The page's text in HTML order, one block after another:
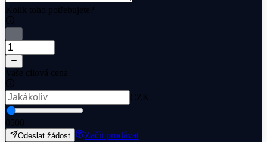
Kolik toho potřebujete?
Vaše cílová cena
CZK
0500
Odeslat žádost
Začít prodávat